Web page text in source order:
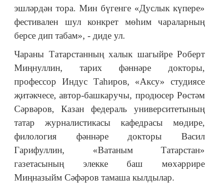
эшләрдән тора. Мин бүгенге «Дуслык күпере»
фестивален шул конкрет мөһим чараларның
берсе дип табам», - диде ул.
Чараны Татарстанның халык шагыйре Роберт
Миңнуллин, тарих фәннәре докторы,
профессор Индус Таһиров, «Аксу» студиясе
җитәкчесе, автор-башкаручы, продюсер Рөстәм
Сәрвәров, Казан федераль университетының
татар журналистикасы кафедрасы мөдире,
филология фәннәре докторы Васил
Гарифуллин, «Ватаным Татарстан»
газетасының элекке баш мөхәррире
Миңназыйм Сәфәров тамаша кылдылар.